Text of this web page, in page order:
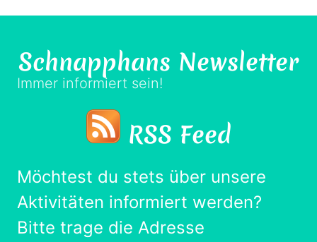
Schnapphans Newsletter
Immer informiert sein!
RSS Feed
Möchtest du stets über unsere
Aktivitäten informiert werden?
Bitte trage die Adresse